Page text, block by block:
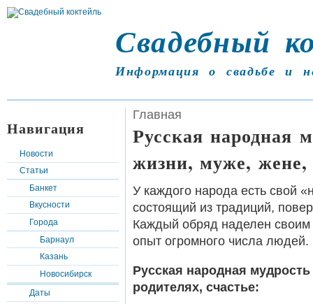
Свадебный
Информация о свадьбе и
Навигация
Новости
Статьи
Банкет
Вкусности
Города
Барнаул
Казань
Новосибирск
Даты
Главная
Русская народная
жизни, муже, жене,
У каждого народа есть свой
состоящий из традиций,
Каждый обряд наделен
опыт огромного числа людей.
Русская народная
родителях, счастье: